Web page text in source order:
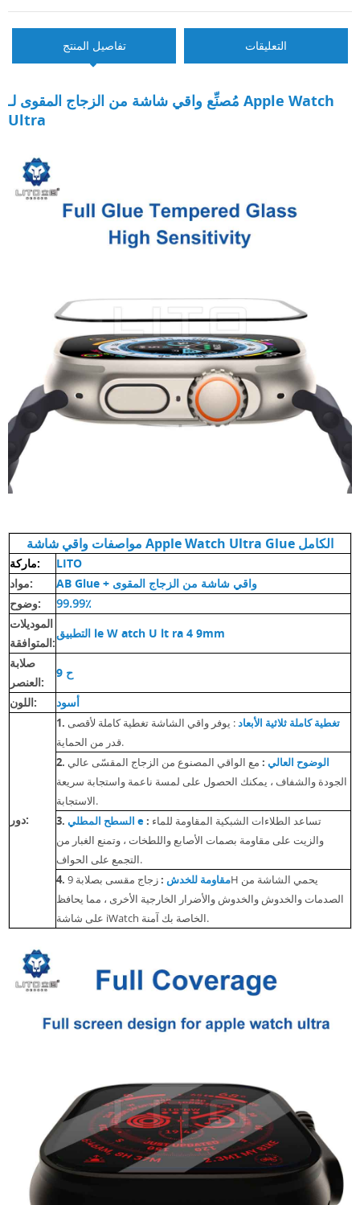
تفاصيل المنتج التعليقات
مُصنِّع واقي شاشة من الزجاج المقوى لـ Apple Watch
Ultra
مواصفات واقي شاشة Apple Watch Ultra Glue الكامل
ماركة:
LITO
مواد:
AB Glue + واقي شاشة من الزجاج المقوى
وضوح:
99.99٪
الموديلات
المتوافقة:
le W atch U lt ra 4 9mm
صلابة
العنصر:
9 ح
اللون:
أسود
دور:
1. تغطية كاملة ثلاثية الأبعاد: يوفر واقي الشاشة تغطية كاملة لأقصى
قدر من الحماية.
2.
الوضوح العالي : مع الواقي المصنوع من الزجاج المقسّى عالي
الجودة والشفاف ، يمكنك الحصول على لمسة ناعمة واستجابة سريعة
الاستجابة.
3.
e : تساعد الطلاءات الشبكية المقاومة للماء
والزيت على مقاومة بصمات الأصابع واللطخات ، وتمنع الغبار من
التجمع على الحواف.
4.
مقاومة للخدش :
زجاج مقسى بصلابة 9H يحمي الشاشة من
الصدمات والخدوش والخدوش والأضرار الخارجية الأخرى ، مما يحافظ
على شاشة iWatch الخاصة بك آمنة.